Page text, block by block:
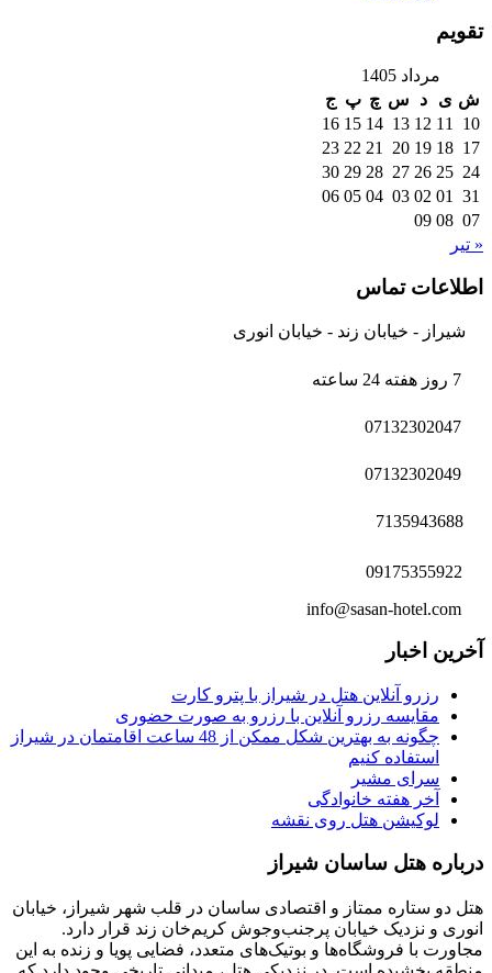
تقویم
مرداد 1405
ش ی د س چ پ ج
10
11
12
13
14
15
16
17
18
19
20
21
22
23
24
25
26
27
28
29
30
31
01
02
03
04
05
06
07
08
09
« تیر
اطلاعات تماس
شیراز - خیابان زند - خیابان انوری
آخرین اخبار
رزرو آنلاین هتل در شیراز با پترو کارت
مقایسه رزرو آنلاین با رزرو به صورت حضوری
چگونه به بهترین شکل ممکن از 48 ساعت اقامتمان در شیراز
استفاده کنیم
سرای مشیر
آخر هفته خانوادگی
لوکیشن هتل روی نقشه
درباره هتل ساسان شیراز
هتل دو ستاره ممتاز و اقتصادی ساسان در قلب شهر شیراز، خیابان
انوری و نزدیک خیابان پرجنب‌وجوش کریم‌خان زند قرار دارد.
مجاورت با فروشگاه‌ها و بوتیک‌های متعدد، فضایی پویا و زنده به این